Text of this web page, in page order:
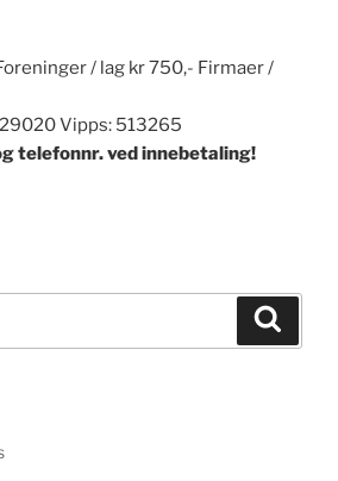
/ lag kr 750,- Firmaer /
Vipps: 513265
telefonnr. ved innebetaling!